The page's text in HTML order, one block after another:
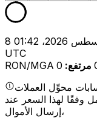
8 أغسطس 2026، 01:42 UTC - 8 أغسطس 2026، 01:42
UTC
RON/MGA
مرتفع:
0
محوِّل العملات
وفقًا لهذا السعر عند
إرسال الأموال،